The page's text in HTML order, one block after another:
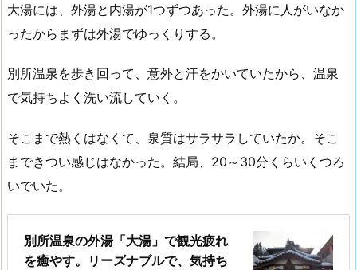
大湯には、外湯と内湯が1つずつあった。外湯に人がいなか
ったからまずは外湯でゆっくりする。
別所温泉を歩き回って、意外と汗をかいていたから、温泉
で気持ちよく洗い流していく。
そこまで熱くはなくて、泉質はサラサラしていたか。そこ
まできつい感じはなかった。結局、20～30分くらいくつろ
いでいた。
別所温泉の外湯「大湯」で観光疲れ
を癒やす。リーズナブルで、気持ち